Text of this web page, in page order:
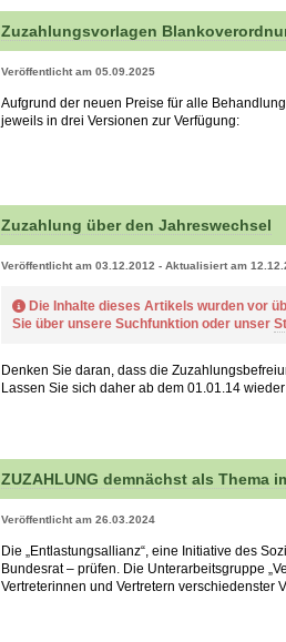
Zuzahlungsvorlagen
Veröffentlicht am 05.09.2025
Aufgrund der neuen Preise für alle
jeweils in drei Versionen zur Verfügung:
Zuzahlung über den Jahreswechsel
Veröffentlicht am 03.12.2012 - Aktualisiert am
Die Inhalte dieses Artikels wurden vor
Sie über unsere Suchfunktion oder unser
Denken Sie daran, dass die
Lassen Sie sich daher ab dem 01.01.14
ZUZAHLUNG demnächst als Thema
Veröffentlicht am 26.03.2024
Die „Entlastungsallianz“, eine Initiative des
Bundesrat – prüfen. Die Unterarbeitsgruppe
Vertreterinnen und Vertretern verschiedenster